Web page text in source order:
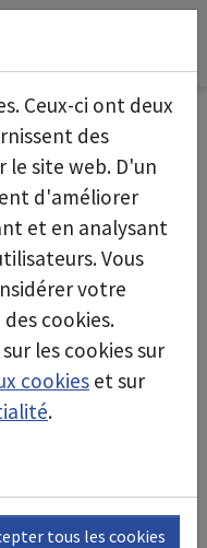
Ceux-ci ont deux
des
site web. D'un
d'améliorer
et en analysant
Vous
votre
cookies.
les cookies sur
cookies et sur
.
tous les cookies